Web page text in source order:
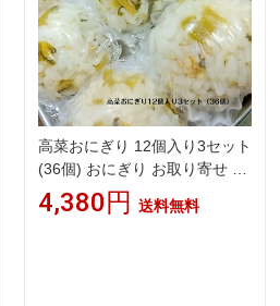
高菜おにぎり 12個入り3セット
(36個) おにぎり お取り寄せ 冷
凍 自然解凍 冷凍おむすび 冷凍
おにぎり おむすび 運動会 美味
4,380円 送料無料